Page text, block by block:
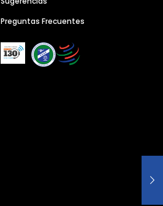
Preguntas Frecuentes